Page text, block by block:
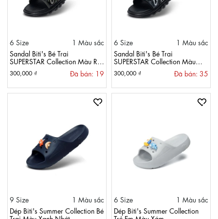
6 Size
1 Màu sắc
Sandal Biti's Bé Trai
SUPERSTAR Collection Màu Rêu
300,000 ₫ Đã bán: 19
6 Size
1 Màu sắc
Sandal Biti's Bé Trai
SUPERSTAR Collection Màu
300,000 ₫ Đã bán: 35
9 Size
1 Màu sắc
Dép Biti's Summer Collection Bé
6 Size
1 Màu sắc
Dép Biti's Summer Collection